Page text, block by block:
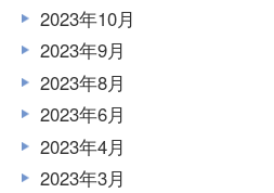
2023年10月
2023年9月
2023年8月
2023年6月
2023年4月
2023年3月